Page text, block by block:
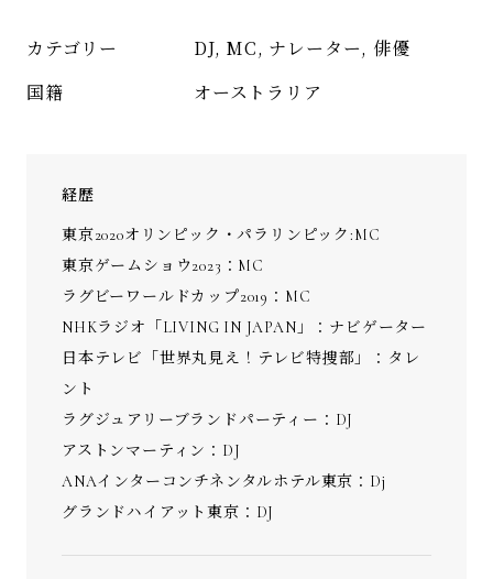
カテゴリー DJ, MC, ナレーター, 俳優
国籍 オーストラリア
経歴
東京2020オリンピック・パラリンピック:MC
東京ゲームショウ2023：MC
ラグビーワールドカップ2019：MC
NHKラジオ「 LIVING IN JAPAN 」：ナビゲーター
日本テレビ「世界丸見え！テレビ特捜部」：タレ
ント
ラグジュアリーブランドパーティー：DJ
アストンマーティン：DJ
ANAインターコンチネンタルホテル東京：Dj
グランドハイアット東京：DJ